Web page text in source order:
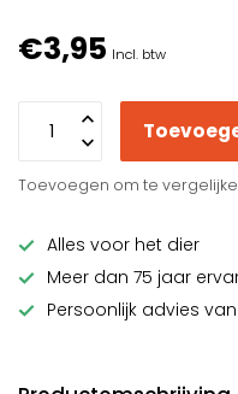
€3,95 Incl. btw
Toevoegen om te
Alles voor het dier
Meer dan 75 jaar
Persoonlijk advies